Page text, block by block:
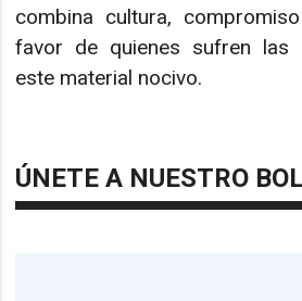
combina cultura,
favor de quienes sufren las
este material nocivo.
ÚNETE A NUESTRO